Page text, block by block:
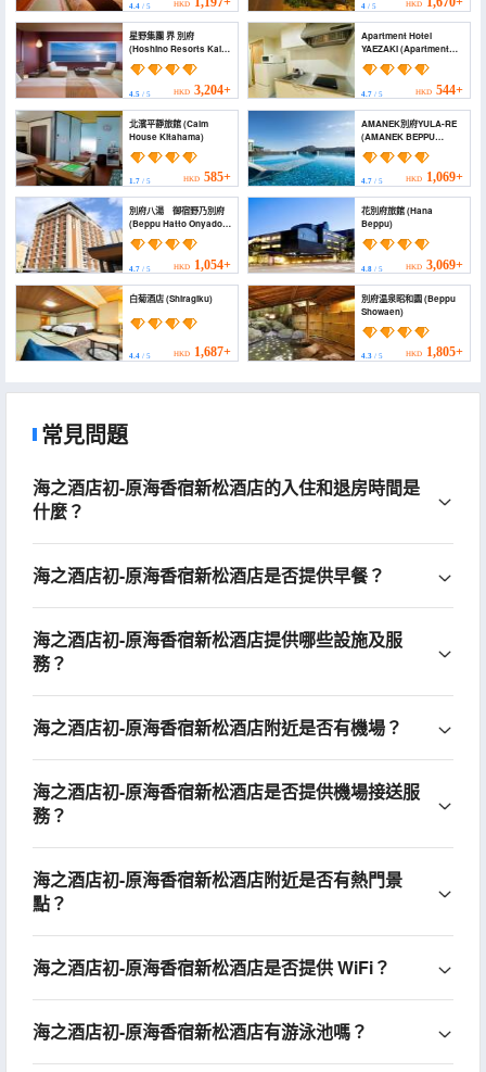
4.4 / 5 HKD 1,197+ 4/ 5 HKD 1,670+
星野集團 界 別府
(Hoshino Resorts Kai
Beppu)
4.5 / 5 HKD 3,204+
Apartment Hotel
YAEZAKI (Apartment
Hotel YAEZAKI)
4.7/ 5 HKD 544+
北濱平靜旅館 (Calm
House Kitahama)
1.7 / 5 HKD 585+
AMANEK別府YULA-RE
(AMANEK BEPPU
YULA-RE)
4.7/ 5 HKD 1,069+
別府八湯 御宿野乃別府
(Beppu Hatto Onyado
Nono Beppu)
4.7 / 5 HKD 1,054+
花別府旅館 (Hana
Beppu)
4.8/ 5 HKD 3,069+
白菊酒店 (Shiragiku)
4.4 / 5 HKD 1,687+
別府温泉昭和園 (Beppu
Showaen)
4.3/ 5 HKD 1,805+
常見問題
海之酒店初-原海香宿新松酒店的入住和退房時間是
什麼？
海之酒店初-原海香宿新松酒店是否提供早餐？
海之酒店初-原海香宿新松酒店提供哪些設施及服
務？
海之酒店初-原海香宿新松酒店附近是否有機場？
海之酒店初-原海香宿新松酒店是否提供機場接送服
務？
海之酒店初-原海香宿新松酒店附近是否有熱門景
點？
海之酒店初-原海香宿新松酒店是否提供 WiFi？
海之酒店初-原海香宿新松酒店有游泳池嗎？